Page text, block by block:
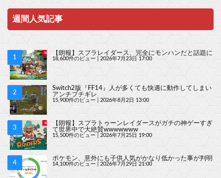
週間人気記事
【朗報】スプラレイダース、完全にモンハンだと話題に
18,600件のビュー 2026年7月23日 17:00
Switch2版『FF14』人が多くても快適に動作してしまい
アンチブチギレ
15,900件のビュー 2026年8月2日 13:00
【朗報】スプラトゥーンレイダースがガチの神ゲーすぎ
て世界中で大絶賛wwwwwww
15,500件のビュー 2026年7月25日 19:00
ポケモン、意外にも子供人気がかなり低かった事が判明
14,100件のビュー 2026年7月29日 21:00